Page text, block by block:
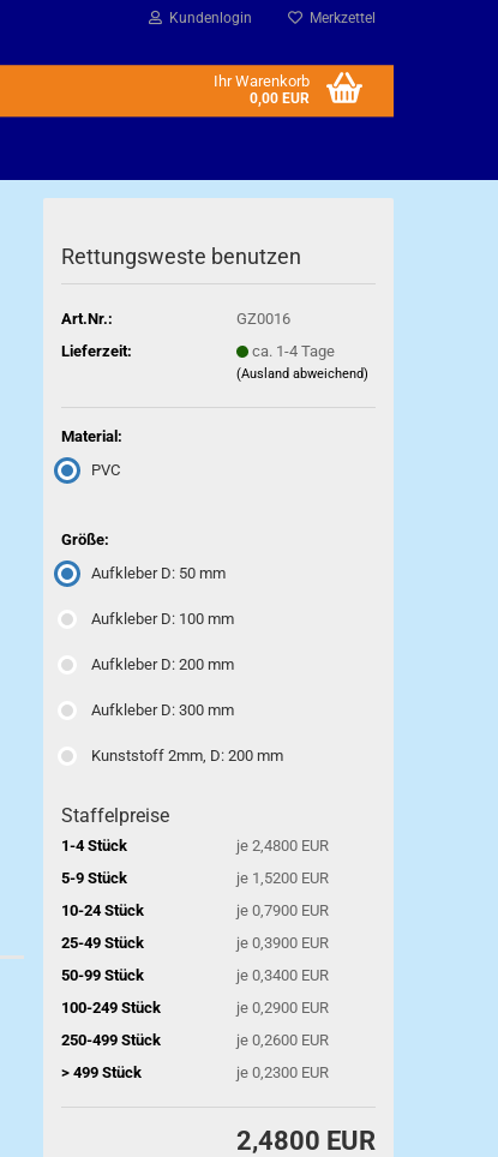
Kundenlogin Merkzettel
Ihr Warenkorb
0,00 EUR
Rettungsweste benutzen
Art.Nr.:
GZ0016
Lieferzeit:
ca. 1-4 Tage
(Ausland abweichend)
Material:
PVC
Größe:
Aufkleber D: 50 mm
Aufkleber D: 100 mm
Aufkleber D: 200 mm
Aufkleber D: 300 mm
Kunststoff 2mm, D: 200 mm
Staffelpreise
1-4 Stück
je 2,4800 EUR
5-9 Stück
je 1,5200 EUR
10-24 Stück
je 0,7900 EUR
25-49 Stück
je 0,3900 EUR
50-99 Stück
je 0,3400 EUR
100-249 Stück
je 0,2900 EUR
250-499 Stück
je 0,2600 EUR
> 499 Stück
je 0,2300 EUR
2,4800 EUR